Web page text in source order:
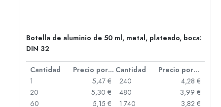
Botella de aluminio de 50 ml, metal, plateado, boca:
DIN 32
Cantidad Precio por unidad Cantidad
Precio por unidad
1
5,47 €
20
5,30 €
60
5,15 €
240
4,28 €
480
3,99 €
1.740
3,82 €